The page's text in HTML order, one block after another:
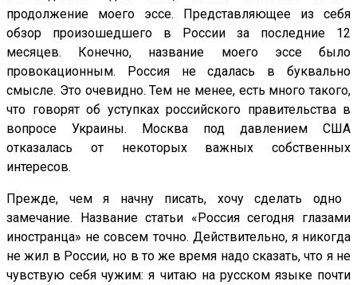
продолжение моего эссе. Представляющее из себя
обзор произошедшего в России за последние 12
месяцев. Конечно, название моего эссе было
провокационным. Россия не сдалась в буквально
смысле. Это очевидно. Тем не менее, есть много такого,
что говорят об уступках российского правительства в
вопросе Украины. Москва под давлением США
отказалась от некоторых важных собственных
интересов.
Прежде, чем я начну писать, хочу сделать одно
замечание. Название статьи «Россия сегодня глазами
иностранца» не совсем точно. Действительно, я никогда
не жил в России, но в то же время надо сказать, что я не
чувствую себя чужим: я читаю на русском языке почти